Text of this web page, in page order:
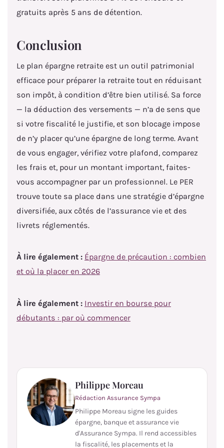
gratuits après 5 ans de détention.
Conclusion
Le plan épargne retraite est un outil patrimonial
efficace pour préparer la retraite tout en réduisant
son impôt, à condition d’être bien utilisé. Sa force
— la déduction des versements — n’a de sens que
si votre fiscalité le justifie, et son blocage impose
de n’y placer qu’une épargne de long terme. Avant
de vous engager, vérifiez votre plafond, comparez
les frais et, pour un montant important, faites-
vous accompagner par un professionnel. Le PER
trouve toute sa place dans une stratégie d’épargne
diversifiée, aux côtés de l’assurance vie et des
livrets réglementés.
À lire également : Épargne de précaution : combien
et où la placer en 2026
À lire également : Investir en bourse pour
débutants : par où commencer
Philippe Moreau
Rédaction Assurance Sympa
Philippe Moreau signe les guides
épargne, banque et assurance vie
d'Assurance Sympa. Il rend accessibles
la fiscalité, les placements et la